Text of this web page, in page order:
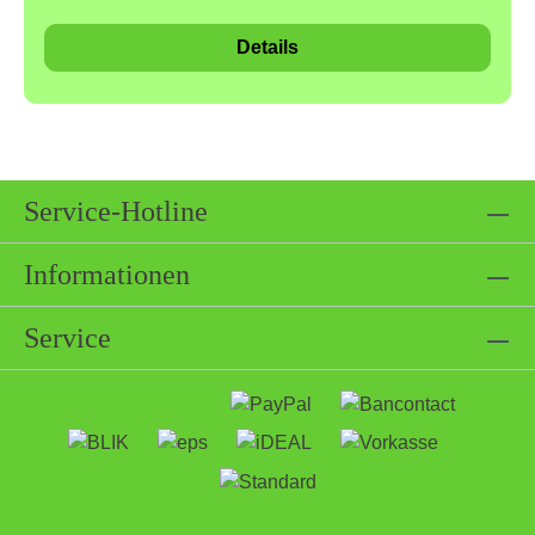
bester Bio-Qualität.Verwendung: Frischkäse,
Grillkäse, Ofenkäse, Kräuterbutter, Dips, etc.Wir
Bio Tomaten, Bio Paprika, Bio Knoblauch, Bio
Zwiebel, Bio Petersilie, Bio Schnittlauch, Fleur de
Bio ThymianAllergene:Kann Spuren von Allergenen
enthaltenKann Spuren von Senf und Nüssen
enthaltenUnsere Produkte werden bei uns sorgfältig
von Hand abgefüllt. Wir sind sehr darauf bedacht,
dass nur die reinen Produkte in die Verpackungen
gelangen. Bei allen präventiven Maßnahmen und
Erfahrungswerten, kann ein Ausschluss von
Allergenen nicht zu 100% gewährleistet werden.
Details
Service-Hotline
Informationen
Service